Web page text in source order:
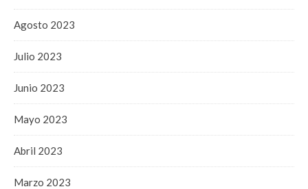
Agosto 2023
Julio 2023
Junio 2023
Mayo 2023
Abril 2023
Marzo 2023